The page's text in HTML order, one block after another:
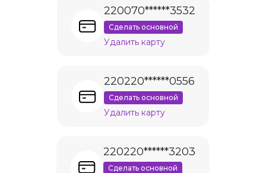
220070******3532
Сделать основной
Удалить карту
220220******0556
Сделать основной
Удалить карту
220220******3203
Сделать основной